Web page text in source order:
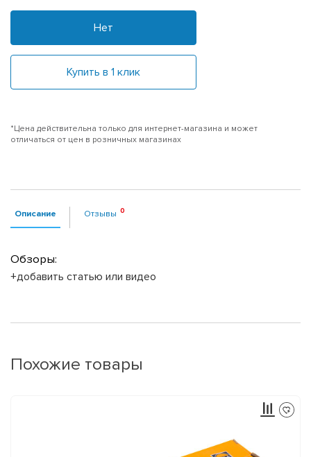
Нет
Купить в 1 клик
*Цена действительна только для интернет-магазина и может
отличаться от цен в розничных магазинах
Описание Отзывы
Обзоры:
+добавить статью или видео
Похожие товары